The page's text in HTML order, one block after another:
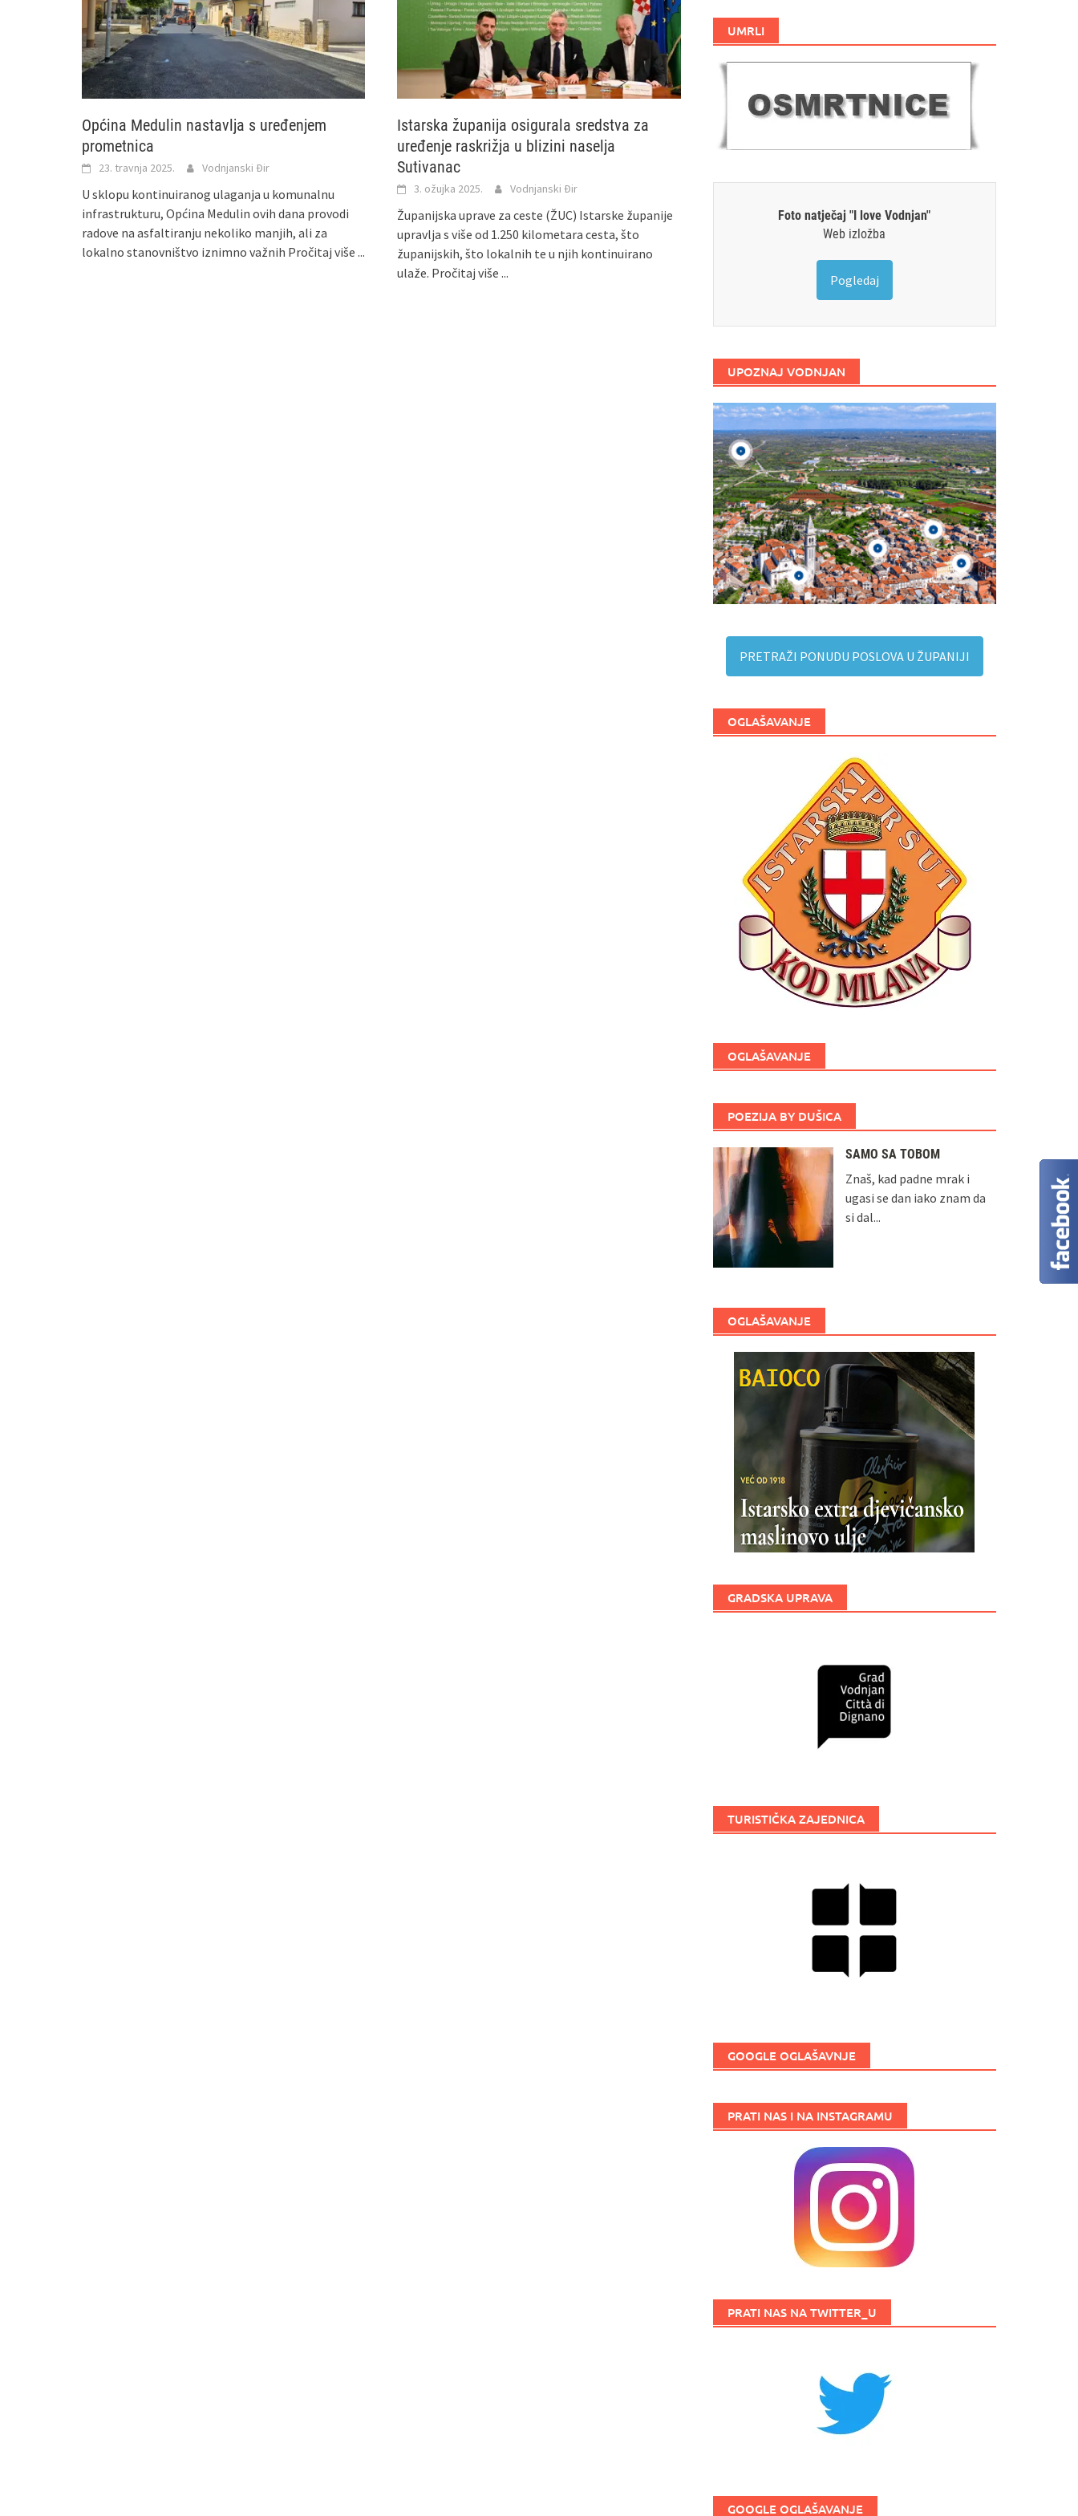
Općina Medulin nastavlja s uređenjem
prometnica
23. travnja 2025. Vodnjanski Đir
U sklopu kontinuiranog ulaganja u komunalnu
infrastrukturu, Općina Medulin ovih dana provodi
radove na asfaltiranju nekoliko manjih, ali za
lokalno stanovništvo iznimno važnih Pročitaj više ...
Istarska županija osigurala sredstva za
uređenje raskrižja u blizini naselja
Sutivanac
3. ožujka 2025. Vodnjanski Đir
Županijska uprave za ceste (ŽUC) Istarske županije
upravlja s više od 1.250 kilometara cesta, što
županijskih, što lokalnih te u njih kontinuirano
ulaže. Pročitaj više ...
UMRLI
Foto natječaj "I love Vodnjan"
Web izložba
Pogledaj
UPOZNAJ VODNJAN
PRETRAŽI PONUDU POSLOVA U ŽUPANIJI
OGLAŠAVANJE
OGLAŠAVANJE
POEZIJA BY DUŠICA
SAMO SA TOBOM
Znaš, kad padne mrak i
ugasi se dan iako znam da
si dal...
OGLAŠAVANJE
GRADSKA UPRAVA
TURISTIČKA ZAJEDNICA
GOOGLE OGLAŠAVNJE
PRATI NAS I NA INSTAGRAMU
PRATI NAS NA TWITTER_U
GOOGLE OGLAŠAVANJE